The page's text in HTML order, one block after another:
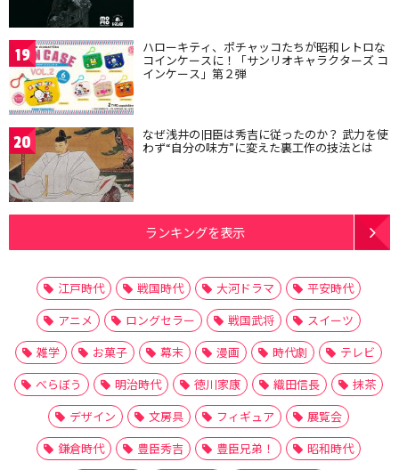
19 ハローキティ、ポチャッコたちが昭和レトロな
コインケースに！「サンリオキャラクターズ コ
インケース」第２弾
20 なぜ浅井の旧臣は秀吉に従ったのか？ 武力を使
わず“自分の味方”に変えた裏工作の技法とは
ランキングを表示
江戸時代 戦国時代 大河ドラマ
平安時代
アニメ
ロングセラー 戦国武将
スイーツ
雑学
お菓子 幕末 漫画 時代劇
テレビ
べらぼう
明治時代 徳川家康 織田信長
抹茶
デザイン
文房具 フィギュア
展覧会
鎌倉時代
豊臣秀吉 豊臣兄弟！
昭和時代